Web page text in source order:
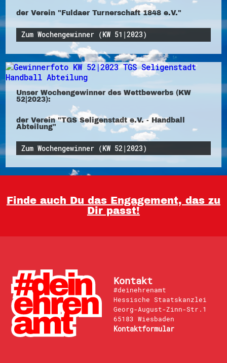
der Verein "Fuldaer Turnerschaft 1848 e.V."
Zum Wochengewinner (KW 51|2023)
Unser Wochengewinner des Wettbewerbs (KW
52|2023):
der Verein "TGS Seligenstadt e.V. - Handball
Abteilung"
Zum Wochengewinner (KW 52|2023)
Finde auch Du das Engagement, das zu
Dir passt!
Kontakt
#deinehrenamt
Hessische Staatskanzlei
Georg-August-Zinn-Str.1
65183 Wiesbaden
Kontaktformular